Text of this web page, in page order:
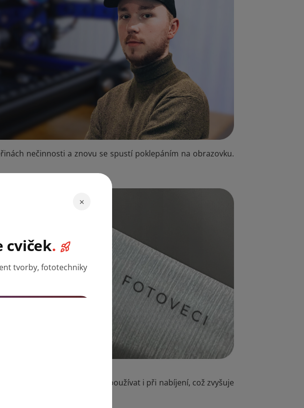
nečinnosti a znovu se spustí poklepáním na obrazovku.
6–8 hodin a může se používat i při nabíjení, což zvyšuje
×
cviček.
tvorby, fototechniky